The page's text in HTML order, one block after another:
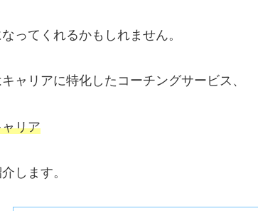
ってくれるかもしれません。
ャリアに特化したコーチングサービス、
リア
します。